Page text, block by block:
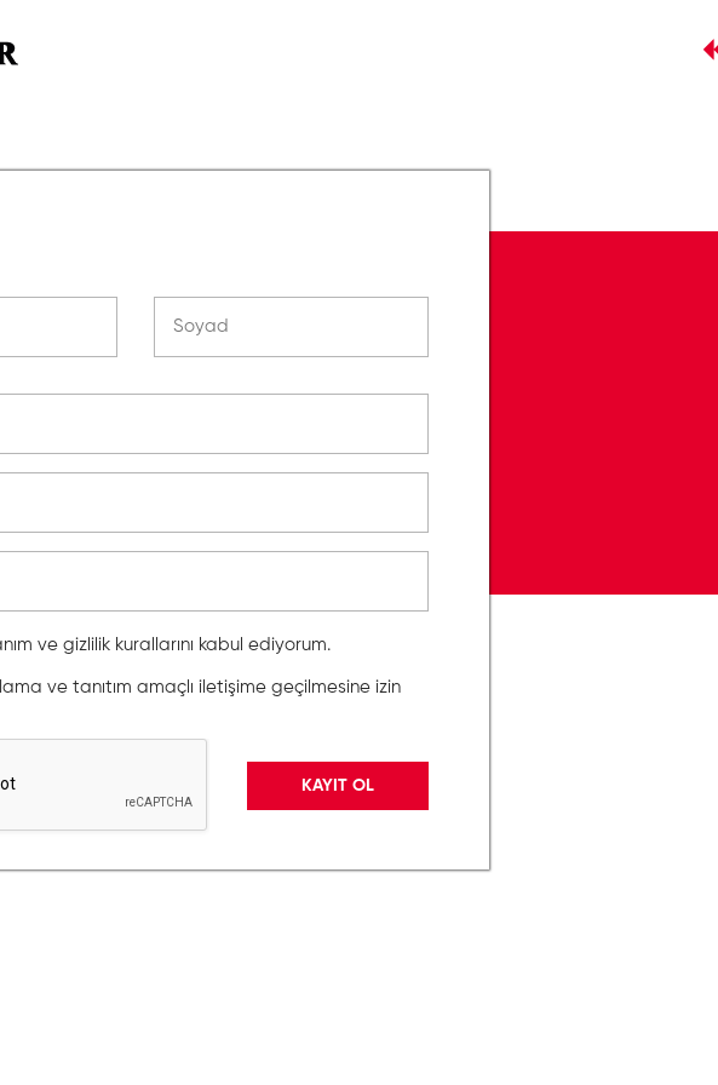
ve gizlilik kurallarını kabul ediyorum.
ve tanıtım amaçlı iletişime geçilmesine izin